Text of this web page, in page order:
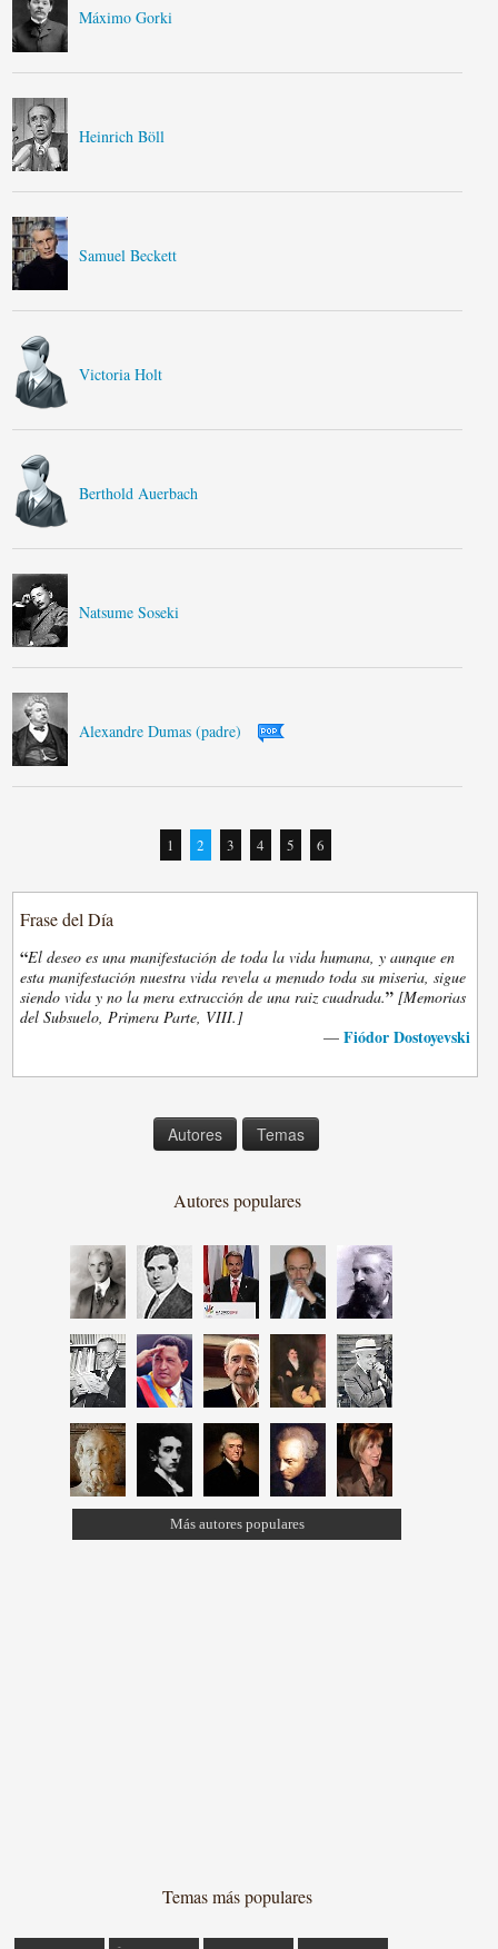
Máximo Gorki
Heinrich Böll
Samuel Beckett
Victoria Holt
Berthold Auerbach
Natsume Soseki
Alexandre Dumas (padre)
1 2 3 4 5 6
Frase del Día
“El deseo es una manifestación de toda la vida humana, y aunque en
esta manifestación nuestra vida revela a menudo toda su miseria, sigue
siendo vida y no la mera extracción de una raiz cuadrada.” [Memorias
del Subsuelo, Primera Parte, VIII.]
— Fiódor Dostoyevski
Autores Temas
Autores populares
Más autores populares
Temas más populares